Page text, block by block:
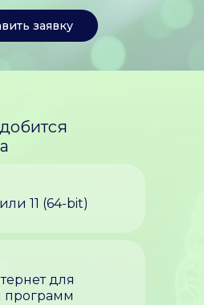
заявку
11 (64-bit)
для
программ